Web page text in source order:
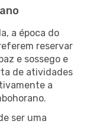
a época do
reservar
e sossego e
de atividades
a
ser uma